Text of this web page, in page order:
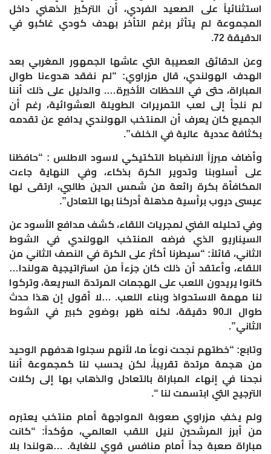
استثنائياً على الصعيد الفردي، أن التركيز الذهني داخل
المجموعة لم يتأثر برغم التأخر بهدف كودي غاكبو في
الدقيقة 72.
وعن الدقائق العصيبة التي عاشها الجمهور المغربي بعد
الهدف الهولندي، قال مزراوي: “لم نفقد هدوءنا طوال
المباراة، حتى في اللحظات الأخيرة…. والدليل على ذلك أننا
لم نلجأ إلى لعب التمريرات الطويلة العشوائية، رغم أن
الجميع كان يعرف أن المنتخب الهولندي يدافع عن تقدمه
بكثافة عددية عالية في الخلف”.
وأضاف مبرزاً الانضباط التكتيكي لاسود الاطلس : “حافظنا
على أسلوبنا وتدوير الكرة بذكاء، وفي النهاية جاءت
المكافأة بكرة رائعة من شمس الدين طالبي، ارتقى لها
عيسى ديوب برأسية مذهلة أدركنا بها التعادل”.
وفي تحليله الفني لمجريات اللقاء، كشف مدافع الأسود عن
السيناريو الذي فرضه المنتخب الهولندي في الشوط
الثاني، قائلاً: “سيطرنا أكثر على الكرة في النصف الثاني من
اللقاء، وأعتقد أن ذلك كان جزءاً من استراتيجية هولندا…
كانوا يريدون اللعب على الهجمات المرتدة السريعة، وتركوا
لنا مهمة الاستحواذ وبناء اللعب. …لا أقول إن هذا حدث
طوال الـ90 دقيقة، لكنه ظهر بوضوح كبير في الشوط
الثاني”.
وتابع: “خطتهم نجحت نوعاً ما، لأنهم سجلوا هدفهم الوحيد
من هجمة مرتدة تقريباً، لكن يحسب لنا كمجموعة أننا
نجحنا في إنهاء المباراة بالتعادل والذهاب بها إلى ركلات
الترجيح التي ابتسمت لنا “.
ولم يخفِ مزراوي صعوبة المواجهة أمام منتخب يعتبره
من أبرز المرشحين لنيل اللقب العالمي، مؤكداً: “كانت
مباراة صعبة جداً أمام منافس قوي للغاية. …هولندا بلا